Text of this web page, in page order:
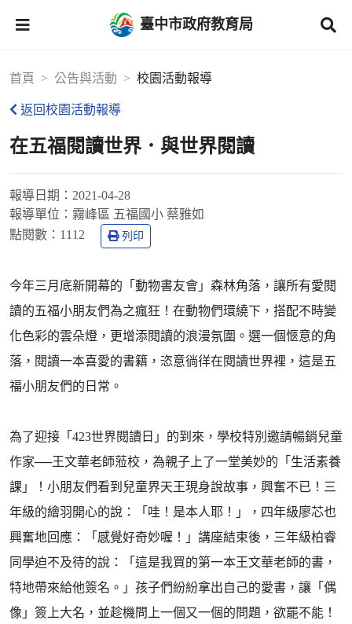
臺中市政府教育局
首頁 公告與活動 校園活動報導
返回校園活動報導
在五福閱讀世界．與世界閱讀
報導日期： 2021-04-28
報導單位： 霧峰區 五福國小 蔡雅如
點閱數： 1112 列印
今年三月底新開幕的「動物書友會」森林角落，讓所有愛閱
讀的五福小朋友們為之瘋狂！在動物們環繞下，搭配不時變
化色彩的雲朵燈，更增添閱讀的浪漫氛圍。選一個愜意的角
落，閱讀一本喜愛的書籍，恣意徜徉在閱讀世界裡，這是五
福小朋友們的日常。
為了迎接「423世界閱讀日」的到來，學校特別邀請暢銷兒童
作家──王文華老師蒞校，為親子上了一堂美妙的「生活素養
課」！小朋友們看到兒童界天王現身說故事，興奮不已！三
年級的繪羽開心的說：「哇！是本人耶！」，四年級廖芯也
興奮地回應：「感覺好奇妙喔！」講座結束後，三年級柏睿
同學迫不及待的說：「這是我買的第一本王文華老師的書，
特地帶來給他簽名。」孩子們紛紛拿出自己的愛書，讓「偶
像」簽上大名，並趁機問上一個又一個的問題，欲罷不能！